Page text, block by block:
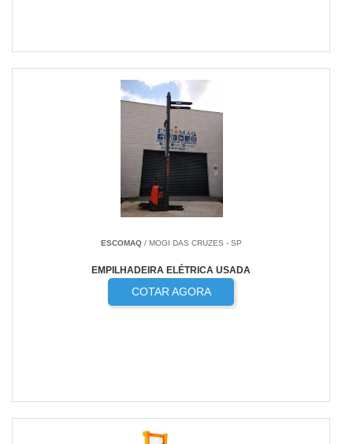
ESCOMAQ/ MOGI DAS CRUZES - SP
EMPILHADEIRA ELÉTRICA USADA
COTAR AGORA